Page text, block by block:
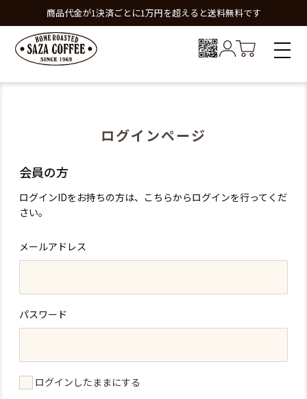
商品代金が1決済ごとに1万円を超えると送料無料です
ログインページ
会員の方
ログインIDをお持ちの方は、こちらからログインを行ってくだ
さい。
メールアドレス
パスワード
ログインしたままにする